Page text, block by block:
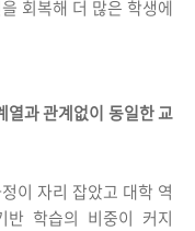
회복해 더 많은 학생에
열과 관계없이 동일한 교
이 자리 잡았고 대학 역
학습의 비중이 커지